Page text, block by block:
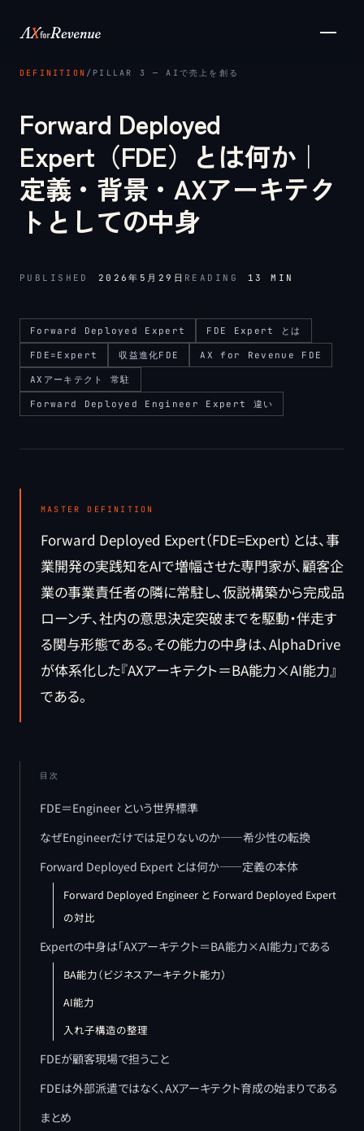
DEFINITION / PILLAR 3 ─ AIで売上を創る
Forward Deployed
Expert（FDE）とは何か｜
定義・背景・AXアーキテク
トとしての中身
PUBLISHED 2026年5月29日 READING 13 MIN
Forward Deployed Expert FDE Expert とは
FDE=Expert 収益進化FDE AX for Revenue FDE
AXアーキテクト 常駐
Forward Deployed Engineer Expert 違い
MASTER DEFINITION
Forward Deployed Expert（FDE=Expert）とは、事
業開発の実践知をAIで増幅させた専門家が、顧客企
業の事業責任者の隣に常駐し、仮説構築から完成品
ローンチ、社内の意思決定突破までを駆動・伴走す
る関与形態である。その能力の中身は、AlphaDrive
が体系化した『AXアーキテクト＝BA能力×AI能力』
である。
目次
FDE＝Engineer という世界標準
なぜEngineerだけでは足りないのか――希少性の転換
Forward Deployed Expert とは何か――定義の本体
Forward Deployed Engineer と Forward Deployed Expert
の対比
Expertの中身は「AXアーキテクト＝BA能力×AI能力」である
BA能力（ビジネスアーキテクト能力）
AI能力
入れ子構造の整理
FDEが顧客現場で担うこと
FDEは外部派遣ではなく、AXアーキテクト育成の始まりである
まとめ